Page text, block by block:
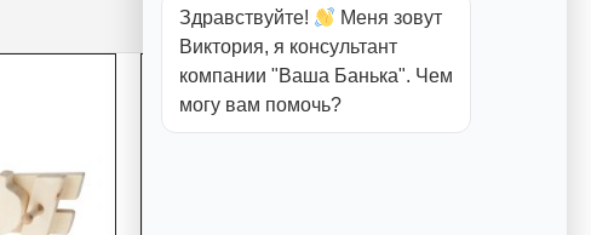
Здравствуйте!
Меня зовут
Виктория, я консультант
компании "Ваша Банька". Чем
могу вам помочь?